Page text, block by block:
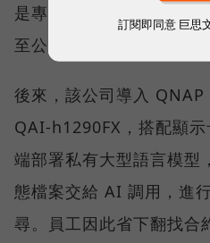
是專利、技術與合約都高
至公有雲，擔心機密資料
後來，該公司導入
QAI-h1290FX，搭配顯
端部署私有大型語言模型
態檔案交給 AI 調用，進
尋。員工因此省下翻找合
訂閱即同意 巨思